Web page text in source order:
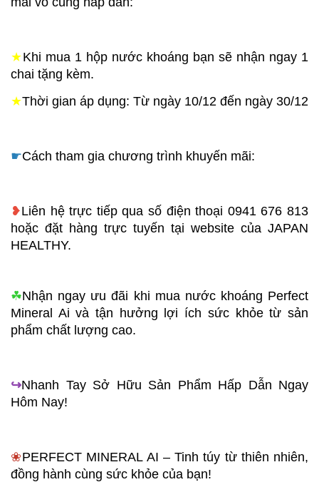
★Khi mua 1 hộp nước khoáng bạn sẽ nhận ngay 1
chai tặng kèm.
★Thời gian áp dụng: Từ ngày 10/12 đến ngày 30/12
☛Cách tham gia chương trình khuyến mãi:
❥Liên hệ trực tiếp qua số điện thoại 0941 676 813
hoặc đặt hàng trực tuyến tại website của JAPAN
HEALTHY.
☘︎Nhận ngay ưu đãi khi mua nước khoáng Perfect
Mineral Ai và tận hưởng lợi ích sức khỏe từ sản
phẩm chất lượng cao.
↪︎Nhanh Tay Sở Hữu Sản Phẩm Hấp Dẫn Ngay
Hôm Nay!
❀PERFECT MINERAL AI – Tinh túy từ thiên nhiên,
đồng hành cùng sức khỏe của bạn!